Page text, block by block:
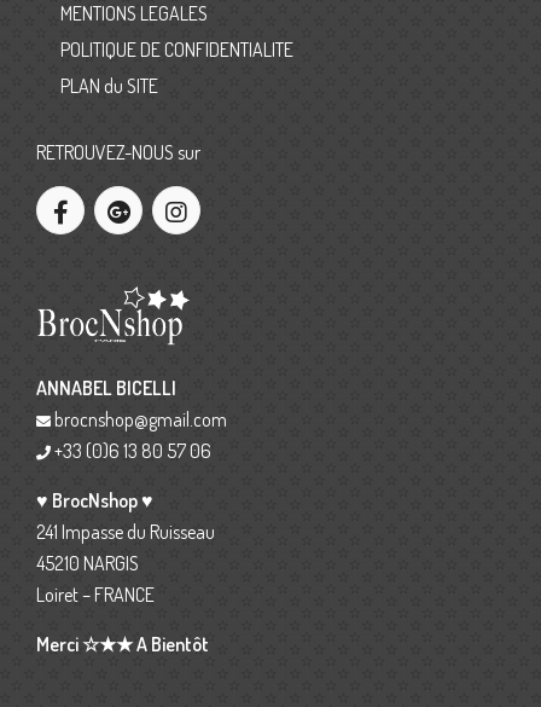
MENTIONS LEGALES
POLITIQUE DE CONFIDENTIALITE
PLAN du SITE
RETROUVEZ-NOUS sur
ANNABEL BICELLI
brocnshop@gmail.com
+33 (0)6 13 80 57 06
♥ BrocNshop ♥
241 Impasse du Ruisseau
45210 NARGIS
Loiret – FRANCE
Merci ☆★★ A Bientôt